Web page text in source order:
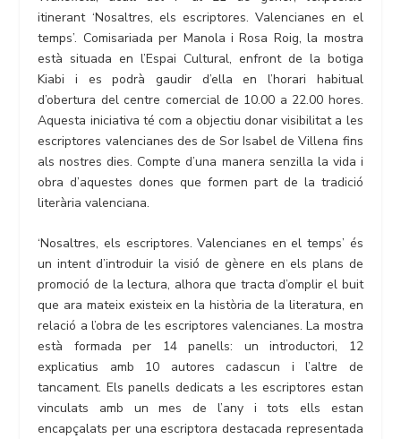
itinerant ‘Nosaltres, els escriptores. Valencianes en el
temps’. Comisariada per Manola i Rosa Roig, la mostra
està situada en l’Espai Cultural, enfront de la botiga
Kiabi i es podrà gaudir d’ella en l’horari habitual
d’obertura del centre comercial de 10.00 a 22.00 hores.
Aquesta iniciativa té com a objectiu donar visibilitat a les
escriptores valencianes des de Sor Isabel de Villena fins
als nostres dies. Compte d’una manera senzilla la vida i
obra d’aquestes dones que formen part de la tradició
literària valenciana.
‘Nosaltres, els escriptores. Valencianes en el temps’ és
un intent d’introduir la visió de gènere en els plans de
promoció de la lectura, alhora que tracta d’omplir el buit
que ara mateix existeix en la història de la literatura, en
relació a l’obra de les escriptores valencianes. La mostra
està formada per 14 panells: un introductori, 12
explicatius amb 10 autores cadascun i l’altre de
tancament. Els panells dedicats a les escriptores estan
vinculats amb un mes de l’any i tots ells estan
encapçalats per una escriptora destacada representada